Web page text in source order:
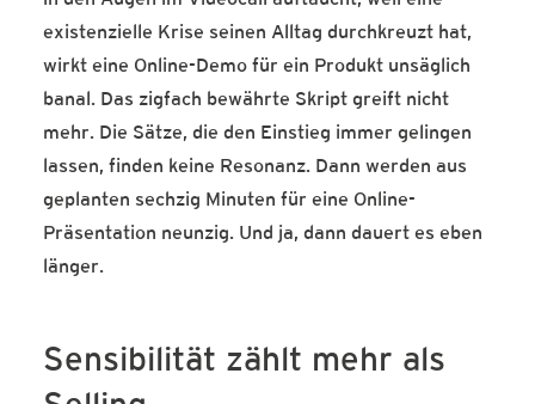
existenzielle Krise seinen Alltag durchkreuzt hat,
wirkt eine Online-Demo für ein Produkt unsäglich
banal. Das zigfach bewährte Skript greift nicht
mehr. Die Sätze, die den Einstieg immer gelingen
lassen, finden keine Resonanz. Dann werden aus
geplanten sechzig Minuten für eine Online-
Präsentation neunzig. Und ja, dann dauert es eben
länger.
Sensibilität zählt mehr als